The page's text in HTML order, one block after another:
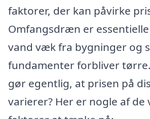
faktorer, der kan påvirke
Omfangsdræn er
vand væk fra bygninger og
fundamenter forbliver
gør egentlig, at prisen på
varierer? Her er nogle af de